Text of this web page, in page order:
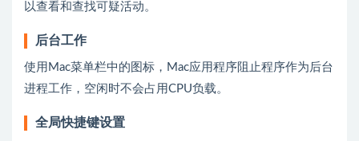
以查看和查找可疑活动。
后台工作
使用Mac菜单栏中的图标，Mac应用程序阻止程序作为后台
进程工作，空闲时不会占用CPU负载。
全局快捷键设置